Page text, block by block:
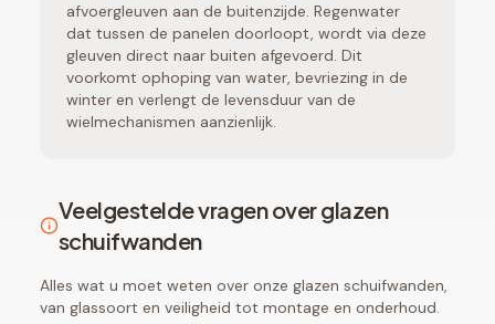
afvoergleuven aan de buitenzijde. Regenwater
dat tussen de panelen doorloopt, wordt via deze
gleuven direct naar buiten afgevoerd. Dit
voorkomt ophoping van water, bevriezing in de
winter en verlengt de levensduur van de
wielmechanismen aanzienlijk.
Veelgestelde vragen over glazen
schuifwanden
Alles wat u moet weten over onze glazen schuifwanden,
van glassoort en veiligheid tot montage en onderhoud.